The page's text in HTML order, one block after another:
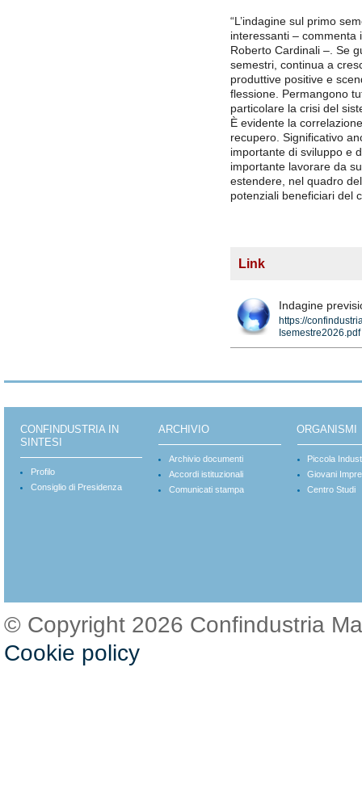
“L’indagine sul primo
interessanti – commenta
Roberto Cardinali –. Se
semestri, continua a
produttive positive e
flessione. Permangono
particolare la crisi del
È evidente la
recupero. Significativo
importante di sviluppo e
importante lavorare da
estendere, nel quadro
potenziali beneficiari del
Link
Indagine
https://
Isemestre2026.pdf
CONFINDUSTRIA IN
SINTESI
Profilo
Consiglio di Presidenza
ARCHIVIO
Archivio documenti
Accordi istituzionali
Comunicati stampa
ORGANISMI
Piccola
Giovani
Centro Studi
© Copyright 2026 Confindustria
Cookie policy